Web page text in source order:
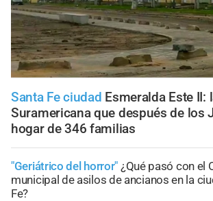
Santa Fe ciudad Esmeralda Este II:
Suramericana que después de los
hogar de 346 familias
"Geriátrico del horror" ¿Qué pasó con el
municipal de asilos de ancianos en la
Fe?